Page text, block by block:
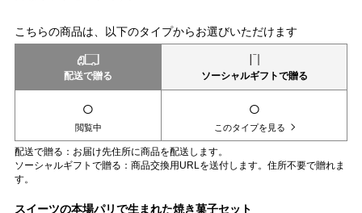
こちらの商品は、以下のタイプからお選びいただけます
配送で贈る ソーシャルギフトで贈る
○
閲覧中
○
このタイプを見る
配送で贈る：お届け先住所に商品を配送します。
ソーシャルギフトで贈る：商品交換用URLを送付します。住所不要で贈れま
す。
スイーツの本場パリで生まれた焼き菓子セット